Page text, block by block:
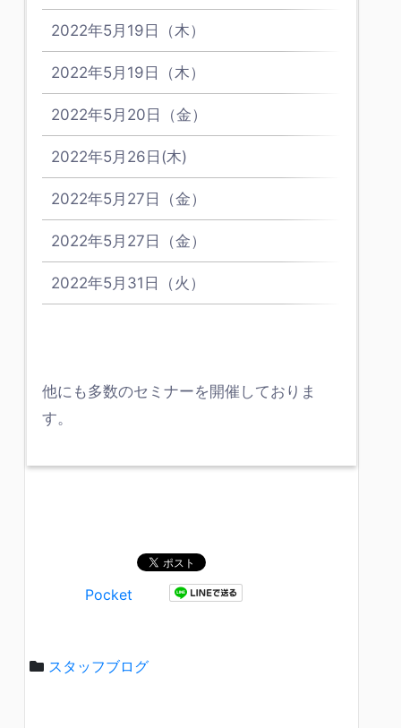
2022年5月19日（木）
2022年5月19日（木）
2022年5月20日（金）
2022年5月26日(木)
2022年5月27日（金）
2022年5月27日（金）
2022年5月31日（火）
他にも多数のセミナーを開催しておりま
す。
Pocket
スタッフブログ